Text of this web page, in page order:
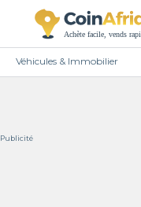
Véhicules & Immobilier
Publicité